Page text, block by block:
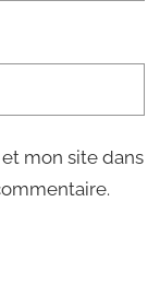
mon site dans